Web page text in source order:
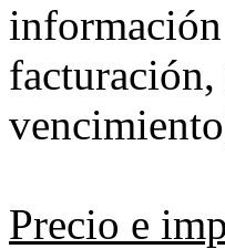
Precio e